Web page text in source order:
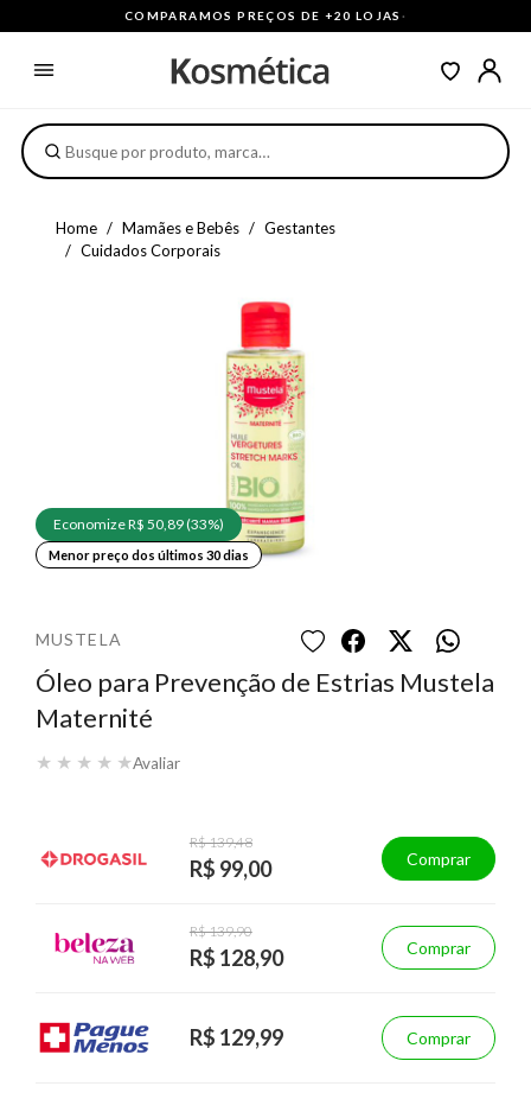
COMPARAMOS PREÇOS DE +20 LOJAS ·
Home Mamães e Bebês
Gestantes
Cuidados Corporais
Economize R$ 50,89 (33%)
Menor preço dos últimos 30 dias
MUSTELA
Óleo para Prevenção de Estrias Mustela
Maternité
★ ★ ★ ★ ★Avaliar
R$ 139,48
R$ 99,00 Comprar
R$ 139,90
R$ 128,90 Comprar
R$ 129,99 Comprar